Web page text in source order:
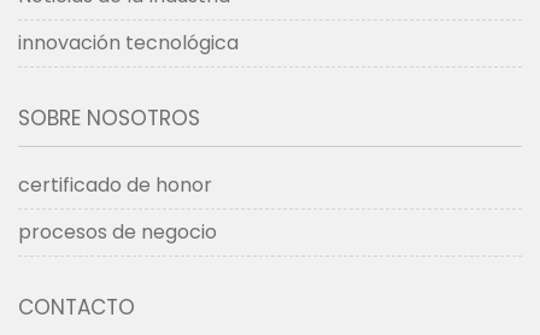
innovación tecnológica
SOBRE NOSOTROS
certificado de honor
procesos de negocio
CONTACTO